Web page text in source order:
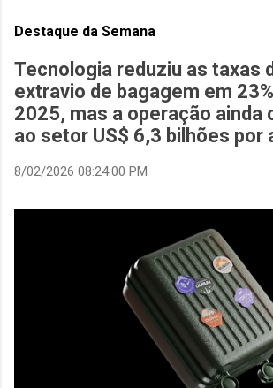
Destaque da Semana
Tecnologia reduziu as taxas
extravio de bagagem em
2025, mas a operação ainda
ao setor US$ 6,3 bilhões por
8/02/2026 08:24:00 PM